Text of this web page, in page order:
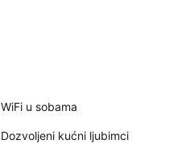
WiFi u sobama
Dozvoljeni kućni ljubimci